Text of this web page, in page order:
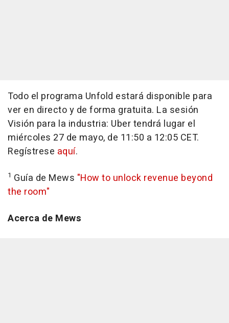
Todo el programa Unfold estará disponible para
ver en directo y de forma gratuita. La sesión
Visión para la industria: Uber tendrá lugar el
miércoles 27 de mayo, de 11:50 a 12:05 CET.
Regístrese aquí.
1 Guía de Mews "How to unlock revenue beyond
the room"
Acerca de Mews